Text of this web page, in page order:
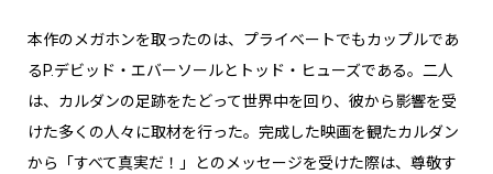
本作のメガホンを取ったのは、プライベートでもカップルであ
るP.デビッド・エバーソールとトッド・ヒューズである。二人
は、カルダンの足跡をたどって世界中を回り、彼から影響を受
けた多くの人々に取材を行った。完成した映画を観たカルダン
から「すべて真実だ！」とのメッセージを受けた際は、尊敬す